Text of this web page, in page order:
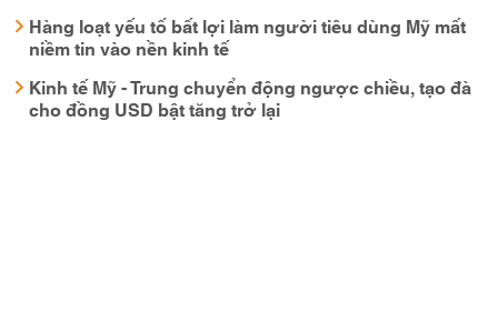
Hàng loạt yếu tố bất lợi làm người tiêu dùng Mỹ mất
niềm tin vào nền kinh tế
Kinh tế Mỹ - Trung chuyển động ngược chiều, tạo đà
cho đồng USD bật tăng trở lại